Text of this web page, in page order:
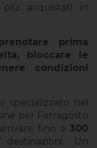
acquistati in
prima
bloccare le
condizioni
specializzato nei
per Ferragosto
fino a 300
Un